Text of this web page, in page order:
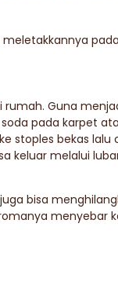
Guna
pada karpet
stoples bekas
keluar melalui
bisa
menyebar